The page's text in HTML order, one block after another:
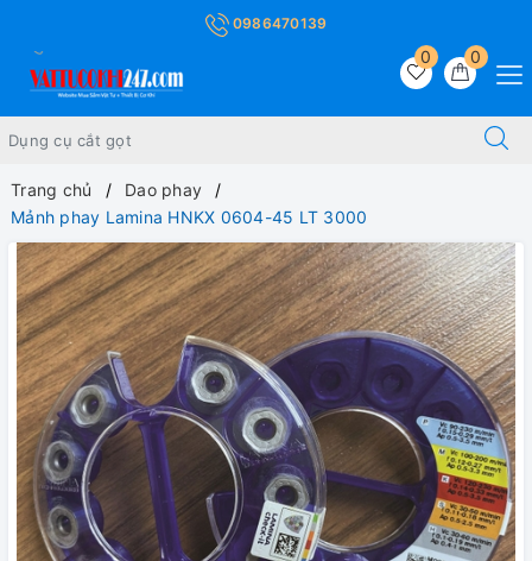
0986470139
0
0
Trang chủ
Dao phay
Mảnh phay Lamina HNKX 0604-45 LT 3000